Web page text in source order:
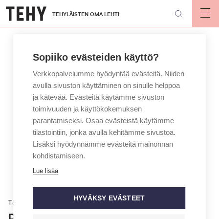
Hyppää
pääsisältöön
TEHYLÄISTEN OMA LEHTI
Töissä
Sopiiko evästeiden käyttö?
Verkkopalvelumme hyödyntää evästeitä. Niiden
avulla sivuston käyttäminen on sinulle helppoa
ja kätevää. Evästeitä käytämme sivuston
toimivuuden ja käyttökokemuksen
parantamiseksi. Osaa evästeistä käytämme
tilastointiin, jonka avulla kehitämme sivustoa.
Lisäksi hyödynnämme evästeitä mainonnan
kohdistamiseen.
Lue lisää
HYVÄKSY EVÄSTEET